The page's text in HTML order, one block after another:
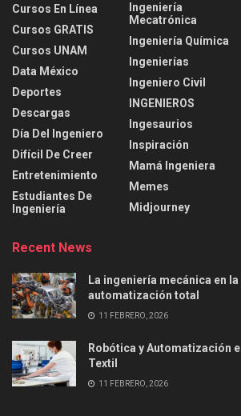
Cursos En Línea
Cursos GRATIS
Cursos UNAM
Data México
Deportes
Descargas
Día Del Ingeniero
Difícil De Creer
Entretenimiento
Estudiantes De
Ingeniería
Ingeniería
Mecatrónica
Ingeniería Química
Ingenierías
Ingeniero Civil
INGENIEROS
Ingesaurios
Inspiración
Mamá Ingeniera
Memes
Midjourney
Recent News
La ingeniería mecánica en la
automatización total
11 FEBRERO, 2026
Robótica y Automatización
Textil
11 FEBRERO, 2026